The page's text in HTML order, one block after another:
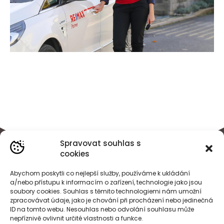
Spravovat souhlas s
cookies
Abychom poskytli co nejlepší služby, používáme k ukládání
a/nebo přístupu k informacím o zařízení, technologie jako jsou
soubory cookies. Souhlas s těmito technologiemi nám umožní
zpracovávat údaje, jako je chování při procházení nebo jedinečná
ID na tomto webu. Nesouhlas nebo odvolání souhlasu může
nepříznivě ovlivnit určité vlastnosti a funkce.